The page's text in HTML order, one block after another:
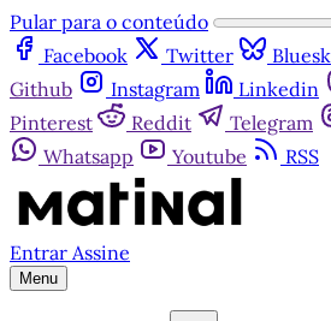
Pular para o conteúdo
Facebook
Twitter
Github
Instagram Linkedin
Pinterest
Reddit Telegram
Whatsapp
Youtube RSS
Entrar Assine
Menu